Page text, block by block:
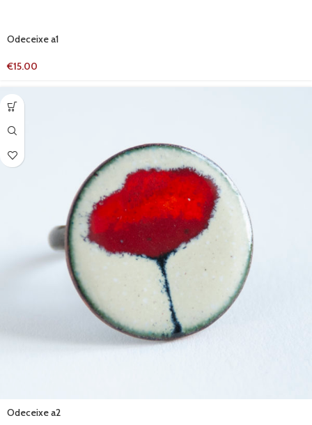
Odeceixe a1
€15.00
Odeceixe a2